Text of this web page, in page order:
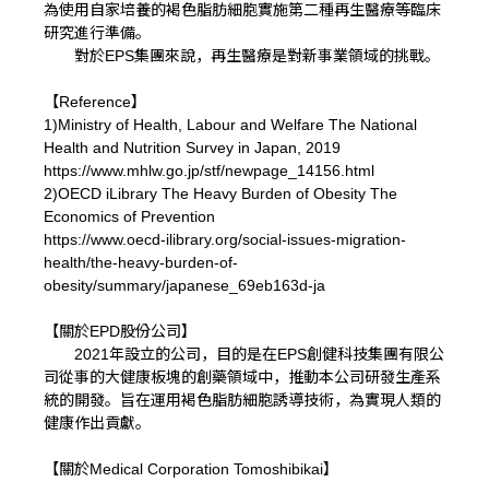
為使用自家培養的褐色脂肪細胞實施第二種再生醫療等臨床
研究進行準備。
對於EPS集團來說，再生醫療是對新事業領域的挑戰。
【Reference】
1)Ministry of Health, Labour and Welfare The National
Health and Nutrition Survey in Japan, 2019
https://www.mhlw.go.jp/stf/newpage_14156.html
2)OECD iLibrary The Heavy Burden of Obesity The
Economics of Prevention
https://www.oecd-ilibrary.org/social-issues-migration-
health/the-heavy-burden-of-
obesity/summary/japanese_69eb163d-ja
【關於EPD股份公司】
2021年設立的公司，目的是在EPS創健科技集團有限公
司從事的大健康板塊的創藥領域中，推動本公司研發生產系
統的開發。旨在運用褐色脂肪細胞誘導技術，為實現人類的
健康作出貢獻。
【關於Medical Corporation Tomoshibikai】